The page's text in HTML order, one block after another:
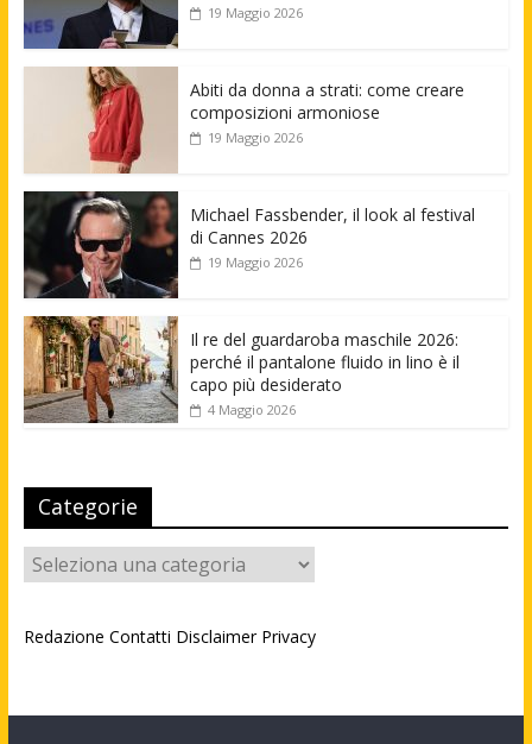
19 Maggio 2026
Abiti da donna a strati: come creare
composizioni armoniose
19 Maggio 2026
Michael Fassbender, il look al festival
di Cannes 2026
19 Maggio 2026
Il re del guardaroba maschile 2026:
perché il pantalone fluido in lino è il
capo più desiderato
4 Maggio 2026
Categorie
Categorie
Redazione Contatti Disclaimer Privacy